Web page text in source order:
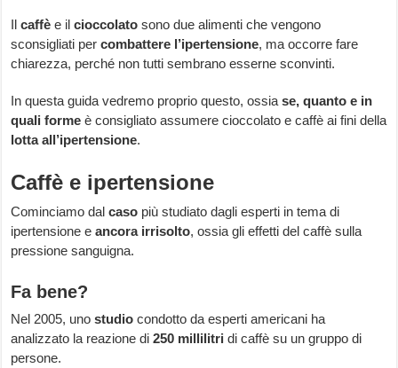
Il caffè e ilcioccolato sono due alimenti che vengono
sconsigliati percombattere l’ipertensione, ma occorre fare
chiarezza, perché non tutti sembrano esserne sconvinti.
In questa guida vedremo proprio questo, ossiase, quanto e in
quali forme è consigliato assumere cioccolato e caffè ai fini della
lotta all’ipertensione.
Caffè e ipertensione
Cominciamo dalcaso più studiato dagli esperti in tema di
ipertensione eancora irrisolto, ossia gli effetti del caffè sulla
pressione sanguigna.
Fa bene?
Nel 2005, unostudio condotto da esperti americani ha
analizzato la reazione di250 millilitri di caffè su un gruppo di
persone.